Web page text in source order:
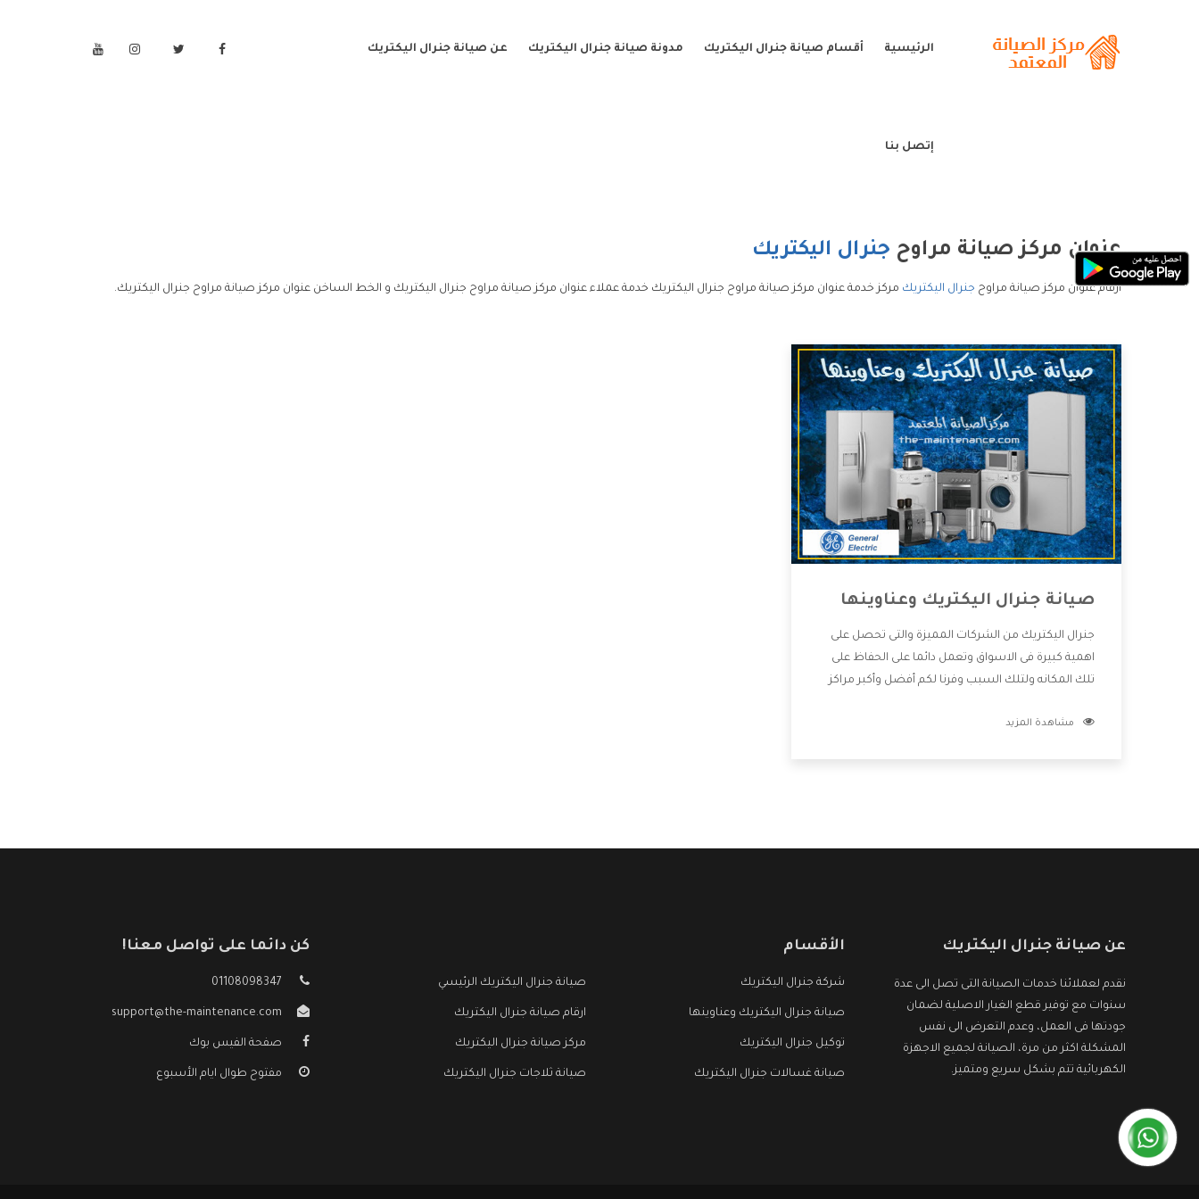
الرئيسية أقسام صيانة جنرال اليكتريك مدونة صيانة جنرال اليكتريك عن صيانة جنرال اليكتريك
إتصل بنا
عنوان مركز صيانة مراوح جنرال اليكتريك
ارقام عنوان مركز صيانة مراوح جنرال اليكتريك مركز خدمة عنوان مركز صيانة مراوح جنرال اليكتريك خدمة عملاء عنوان مركز صيانة مراوح جنرال اليكتريك و الخط الساخن عنوان مركز صيانة مراوح جنرال اليكتريك.
صيانة جنرال اليكتريك وعناوينها
جنرال اليكتريك من الشركات المميزة والتى تحصل على
اهمية كبيرة فى الاسواق وتعمل دائما على الحفاظ على
تلك المكانه ولتلك السبب وفرنا لكم أفضل وأكبر مراكز
العملاء ويستطيع القيام بتصليح جميع المنتجات دون
مشاهدة المزيد
عن صيانة جنرال اليكتريك
نقدم لعملائنا خدمات الصيانة التى تصل الى عدة
سنوات مع توفير قطع الغيار الاصلية لضمان
جودتها فى العمل، وعدم التعرض الى نفس
المشكلة اكثر من مرة، الصيانة لجميع الاجهزة
الكهربائية تتم بشكل سريع ومتميز.
الأقسام
شركة جنرال اليكتريك صيانة جنرال اليكتريك الرئيسي
صيانة جنرال اليكتريك وعناوينها ارقام صيانة جنرال اليكتريك
توكيل جنرال اليكتريك مركز صيانة جنرال اليكتريك
صيانة غسالات جنرال اليكتريك صيانة ثلاجات جنرال اليكتريك
كن دائما على تواصل معنا!
01108098347
support@the-maintenance.com
صفحة الفيس بوك
مفتوح طوال ايام الأسبوع